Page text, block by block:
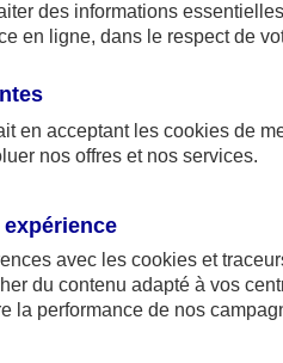
Demander
moment de livrer vos clients,
entreprise, ou de vol de véhicule
des travailleurs indépendants.
peut assurer sa tournée en raison
des informations
en ligne, dans le respect de
en acceptant les cookies de
nos offres et nos services.
avec les cookies et
du contenu adapté à vos
la performance de nos